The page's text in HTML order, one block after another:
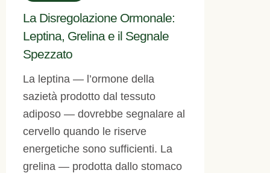
La Disregolazione Ormonale:
Leptina, Grelina e il Segnale
Spezzato
La leptina — l’ormone della
sazietà prodotto dal tessuto
adiposo — dovrebbe segnalare al
cervello quando le riserve
energetiche sono sufficienti. La
grelina — prodotta dallo stomaco